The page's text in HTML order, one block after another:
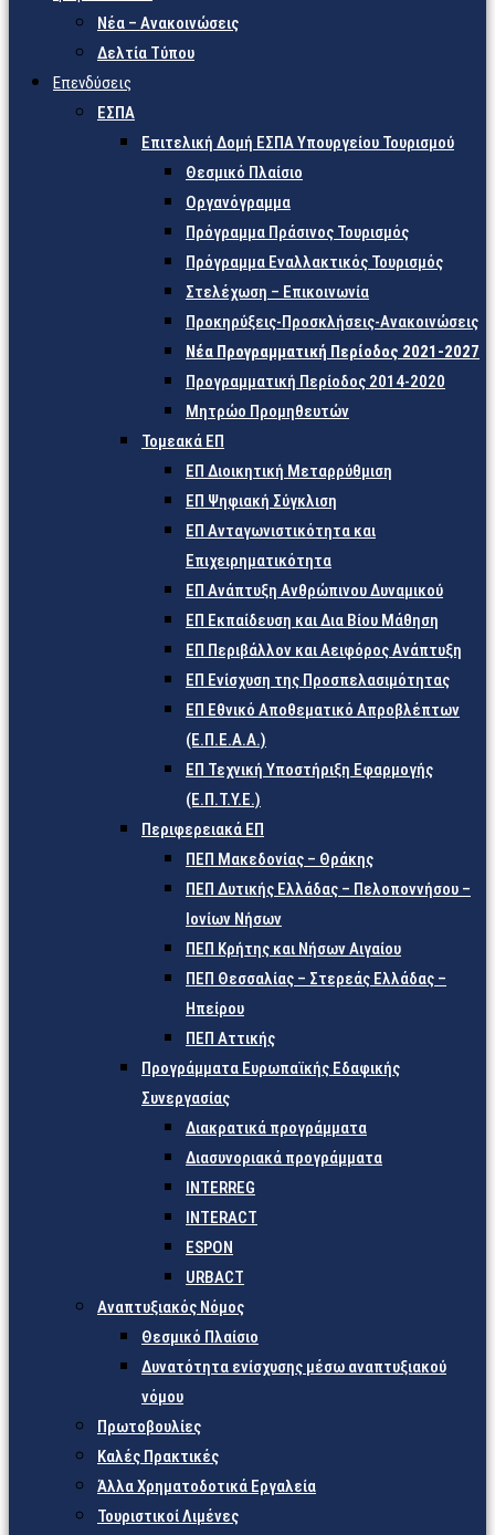
Νέα – Ανακοινώσεις
Δελτία Τύπου
Επενδύσεις
ΕΣΠΑ
Επιτελική Δομή ΕΣΠΑ Υπουργείου Τουρισμού
Θεσμικό Πλαίσιο
Οργανόγραμμα
Πρόγραμμα Πράσινος Τουρισμός
Πρόγραμμα Εναλλακτικός Τουρισμός
Στελέχωση – Επικοινωνία
Προκηρύξεις-Προσκλήσεις-Ανακοινώσεις
Νέα Προγραμματική Περίοδος 2021-2027
Προγραμματική Περίοδος 2014-2020
Μητρώο Προμηθευτών
Τομεακά ΕΠ
ΕΠ Διοικητική Μεταρρύθμιση
ΕΠ Ψηφιακή Σύγκλιση
ΕΠ Ανταγωνιστικότητα και
Επιχειρηματικότητα
ΕΠ Ανάπτυξη Ανθρώπινου Δυναμικού
ΕΠ Εκπαίδευση και Δια Βίου Μάθηση
ΕΠ Περιβάλλον και Αειφόρος Ανάπτυξη
ΕΠ Ενίσχυση της Προσπελασιμότητας
ΕΠ Εθνικό Αποθεματικό Απροβλέπτων
(Ε.Π.Ε.Α.Α.)
ΕΠ Τεχνική Υποστήριξη Εφαρμογής
(Ε.Π.Τ.Υ.Ε.)
Περιφερειακά ΕΠ
ΠΕΠ Μακεδονίας – Θράκης
ΠΕΠ Δυτικής Ελλάδας – Πελοποννήσου –
Ιονίων Νήσων
ΠΕΠ Κρήτης και Νήσων Αιγαίου
ΠΕΠ Θεσσαλίας – Στερεάς Ελλάδας –
Ηπείρου
ΠΕΠ Αττικής
Προγράμματα Ευρωπαϊκής Εδαφικής
Συνεργασίας
Διακρατικά προγράμματα
Διασυνοριακά προγράμματα
INTERREG
INTERACT
ESPON
URBACT
Αναπτυξιακός Νόμος
Θεσμικό Πλαίσιο
Δυνατότητα ενίσχυσης μέσω αναπτυξιακού
νόμου
Πρωτοβουλίες
Καλές Πρακτικές
Άλλα Χρηματοδοτικά Εργαλεία
Τουριστικοί Λιμένες